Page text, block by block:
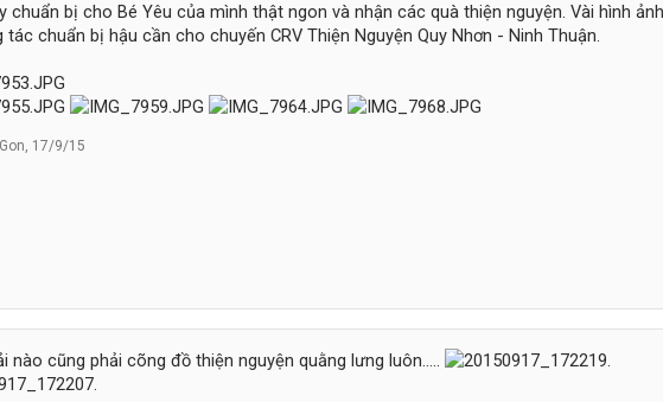
chuẩn bị cho Bé Yêu của mình thật ngon và nhận các quà thiện nguyện. Vài hình
tác chuẩn bị hậu cần cho chuyến CRV Thiện Nguyện Quy Nhơn - Ninh Thuận.
, 17/9/15
nào cũng phải cõng đồ thiện nguyện quằng lưng luôn.....